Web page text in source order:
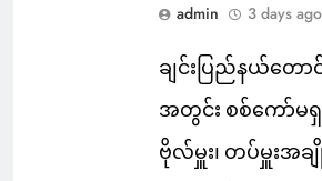
admin 3 days ago
ချင်းပြည်နယ်တေ
အတွင်း စစ်ကော်
ဗိုလ်မှူး၊ တပ်မှူးအခ